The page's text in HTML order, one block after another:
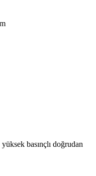
basınçlı doğrudan